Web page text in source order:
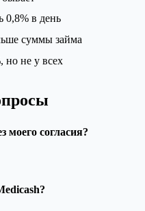
0,8% в день
суммы займа
но не у всех
моего согласия?